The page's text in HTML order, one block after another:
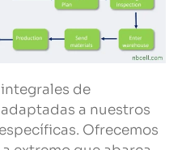
de
a nuestros
Ofrecemos